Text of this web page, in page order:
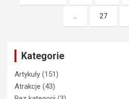
wpisów
… 27
Kategorie
Artykuły (151)
Atrakcje (43)